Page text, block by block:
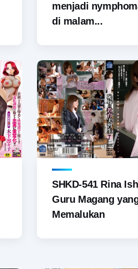
menjadi
di malam...
SHKD-541 Rina
Guru Magang
Memalukan